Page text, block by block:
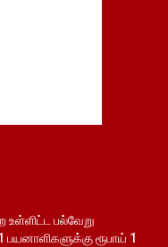
பல்வேறு
ரூபாய் 1